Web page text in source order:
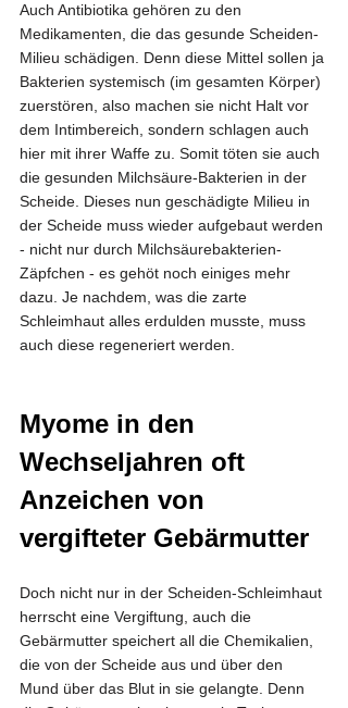
Auch Antibiotika gehören zu den
Medikamenten, die das gesunde Scheiden-
Milieu schädigen. Denn diese Mittel sollen ja
Bakterien systemisch (im gesamten Körper)
zuerstören, also machen sie nicht Halt vor
dem Intimbereich, sondern schlagen auch
hier mit ihrer Waffe zu. Somit töten sie auch
die gesunden Milchsäure-Bakterien in der
Scheide. Dieses nun geschädigte Milieu in
der Scheide muss wieder aufgebaut werden
- nicht nur durch Milchsäurebakterien-
Zäpfchen - es gehöt noch einiges mehr
dazu. Je nachdem, was die zarte
Schleimhaut alles erdulden musste, muss
auch diese regeneriert werden.
Myome in den
Wechseljahren oft
Anzeichen von
vergifteter Gebärmutter
Doch nicht nur in der Scheiden-Schleimhaut
herrscht eine Vergiftung, auch die
Gebärmutter speichert all die Chemikalien,
die von der Scheide aus und über den
Mund über das Blut in sie gelangte. Denn